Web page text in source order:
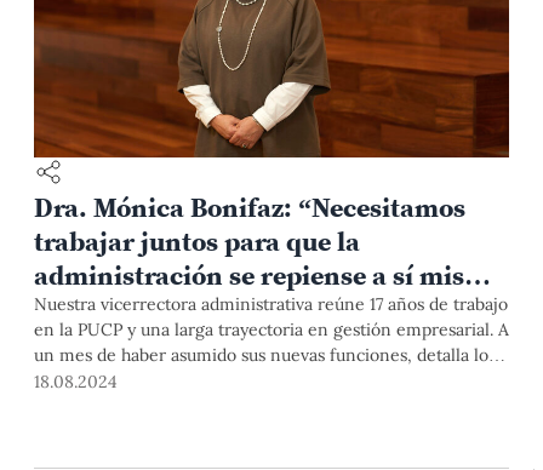
Dra. Mónica Bonifaz: “Necesitamos
trabajar juntos para que la
administración se repiense a sí misma
en una lógica de calidad y cercanía
con la academia”
Nuestra vicerrectora administrativa reúne 17 años de trabajo
en la PUCP y una larga trayectoria en gestión empresarial. A
un mes de haber asumido sus nuevas funciones, detalla los
principales objetivos y desafíos que conlleva su gestión, y su
18.08.2024